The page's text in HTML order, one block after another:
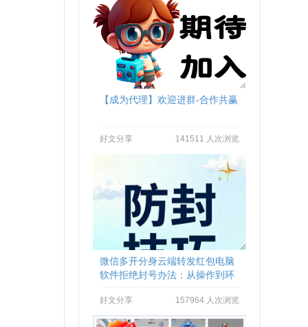
【成为代理】欢迎进群-合作共赢
好文分享 141511 人次浏览
微信多开分身云端转发红包电脑
软件拒绝封号办法：从操作到环
好文分享 157964 人次浏览